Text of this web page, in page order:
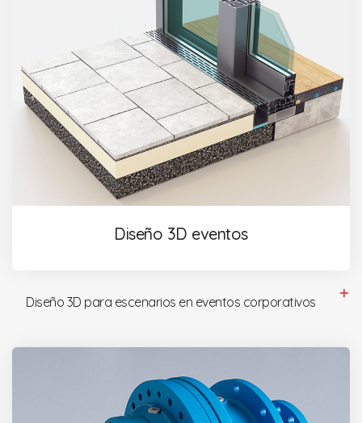
Diseño 3D eventos
Diseño 3D para escenarios en eventos corporativos